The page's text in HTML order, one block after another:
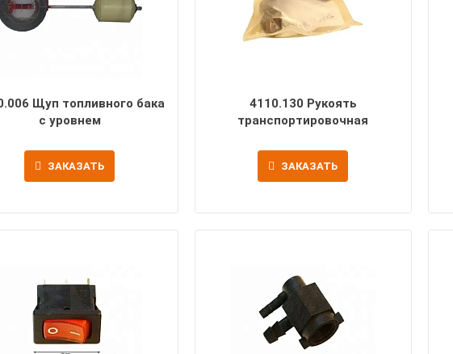
Щуп топливного бака
с уровнем
ЗАКАЗАТЬ
4110.130 Рукоять
транспортировочная
ЗАКАЗАТЬ